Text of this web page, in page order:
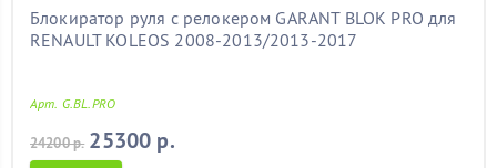
Блокиратор руля с релокером GARANT BLOK PRO для
RENAULT KOLEOS 2008-2013/2013-2017
Арт. G.BL.PRO
24200 р. 25300 р.